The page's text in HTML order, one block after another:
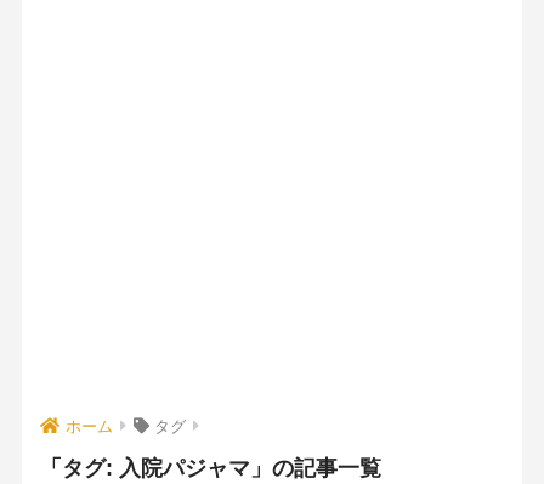
ホーム タグ
「タグ: 入院パジャマ 」の記事一覧